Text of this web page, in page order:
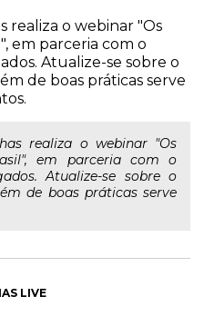
realiza o webinar "Os
em parceria com o
Atualize-se sobre o
de boas práticas serve
realiza o webinar "Os
em parceria com o
Atualize-se sobre o
de boas práticas serve
LIVE